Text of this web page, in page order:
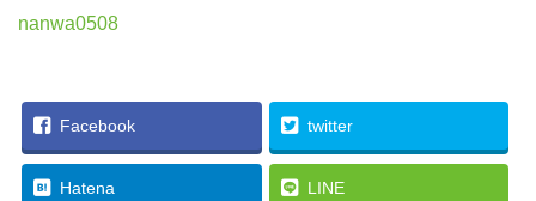
nanwa0508
Facebook twitter
Hatena LINE